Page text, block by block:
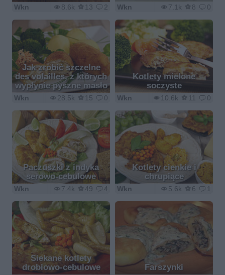
8.6k 13 2
Wkn 7.1k 8 0
Wkn
Jak zrobić szczelne
des volailles, z których
wypłynie pyszne masło
28.5k 15 0
Wkn
Kotlety mielone
soczyste
10.6k 11 0
Wkn
Paczuszki z indyka
serowo-cebulowe
7.4k 49 4
Wkn
Kotlety cienkie i
chrupiące
5.6k 6 1
Wkn
Siekane kotlety
drobiowo-cebulowe
Farszynki